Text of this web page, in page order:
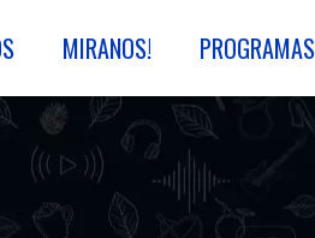
MIRANOS! PROGRAMAS